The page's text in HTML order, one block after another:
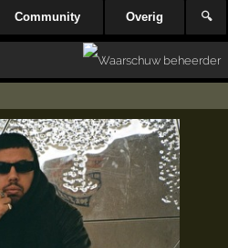
Community Overig 🔍